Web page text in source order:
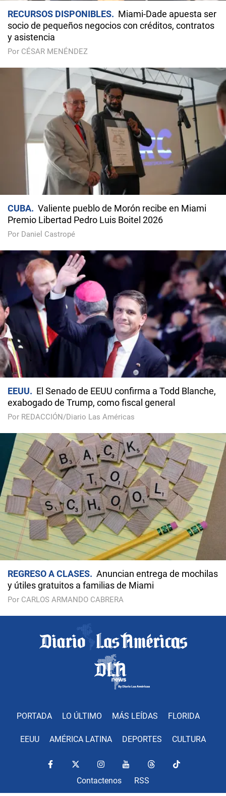
RECURSOS DISPONIBLES
Miami-Dade apuesta ser
socio de pequeños negocios con créditos, contratos
y asistencia
Por CÉSAR MENÉNDEZ
CUBA
Valiente pueblo de Morón recibe en Miami
Premio Libertad Pedro Luis Boitel 2026
Por Daniel Castropé
EEUU
El Senado de EEUU confirma a Todd Blanche,
exabogado de Trump, como fiscal general
Por REDACCIÓN/Diario Las Américas
REGRESO A CLASES
Anuncian entrega de mochilas
y útiles gratuitos a familias de Miami
Por CARLOS ARMANDO CABRERA
PORTADA LO ÚLTIMO MÁS LEÍDAS FLORIDA
EEUU AMÉRICA LATINA DEPORTES CULTURA
Contactenos RSS